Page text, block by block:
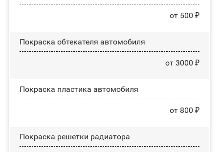
от 500 ₽
Покраска обтекателя автомобиля
от 3000 ₽
Покраска пластика автомобиля
от 800 ₽
Покраска решетки радиатора